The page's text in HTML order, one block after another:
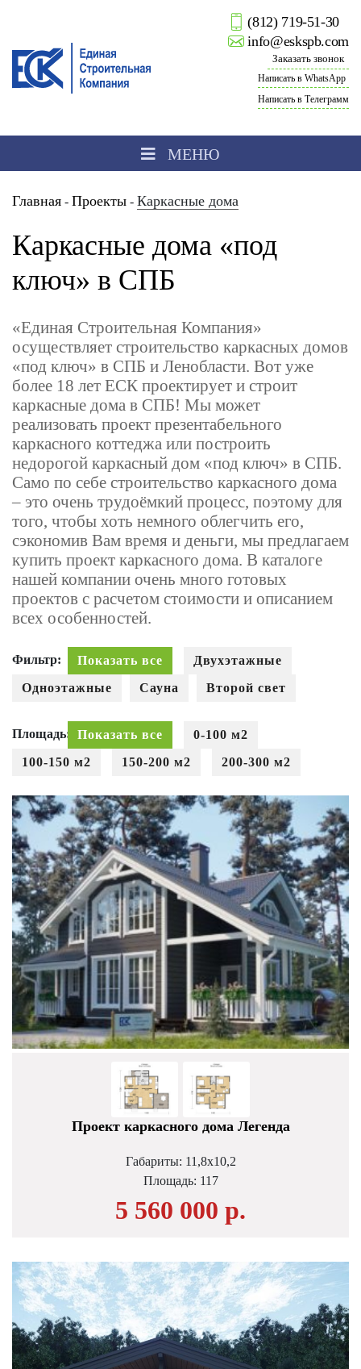
(812) 719-51-30
info@eskspb.com
Заказать звонок
Написать в WhatsApp
Написать в Телеграмм
МЕНЮ
Главная - Проекты - Каркасные дома
Каркасные дома «под
ключ» в СПБ
«Единая Строительная Компания»
осуществляет строительство каркасных домов
«под ключ» в СПБ и Ленобласти. Вот уже
более 18 лет ЕСК проектирует и строит
каркасные дома в СПБ! Мы может
реализовать проект презентабельного
каркасного коттеджа или построить
недорогой каркасный дом «под ключ» в СПБ.
Само по себе строительство каркасного дома
– это очень трудоёмкий процесс, поэтому для
того, чтобы хоть немного облегчить его,
сэкономив Вам время и деньги, мы предлагаем
купить проект каркасного дома. В каталоге
нашей компании очень много готовых
проектов с расчетом стоимости и описанием
всех особенностей.
Фильтр: Показать все
Двухэтажные
Одноэтажные
Сауна Второй свет
Площадь: Показать все
0-100 м2
100-150 м2
150-200 м2 200-300 м2
Проект каркасного дома Легенда
Габариты: 11,8х10,2
Площадь: 117
5 560 000 р.